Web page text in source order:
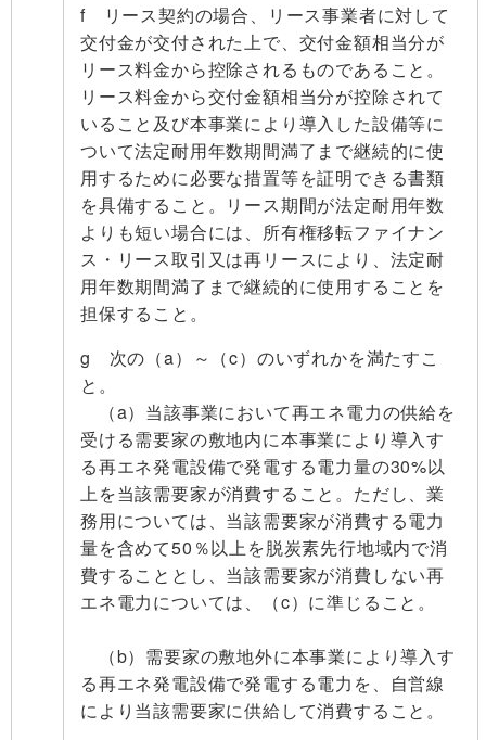
f リース契約の場合、リース事業者に対して
交付金が交付された上で、交付金額相当分が
リース料金から控除されるものであること。
リース料金から交付金額相当分が控除されて
いること及び本事業により導入した設備等に
ついて法定耐用年数期間満了まで継続的に使
用するために必要な措置等を証明できる書類
を具備すること。リース期間が法定耐用年数
よりも短い場合には、所有権移転ファイナン
ス・リース取引又は再リースにより、法定耐
用年数期間満了まで継続的に使用することを
担保すること。
g 次の（a）～（c）のいずれかを満たすこ
と。
（a）当該事業において再エネ電力の供給を
受ける需要家の敷地内に本事業により導入す
る再エネ発電設備で発電する電力量の30%以
上を当該需要家が消費すること。ただし、業
務用については、当該需要家が消費する電力
量を含めて50％以上を脱炭素先行地域内で消
費することとし、当該需要家が消費しない再
エネ電力については、（c）に準じること。
（b）需要家の敷地外に本事業により導入す
る再エネ発電設備で発電する電力を、自営線
により当該需要家に供給して消費すること。